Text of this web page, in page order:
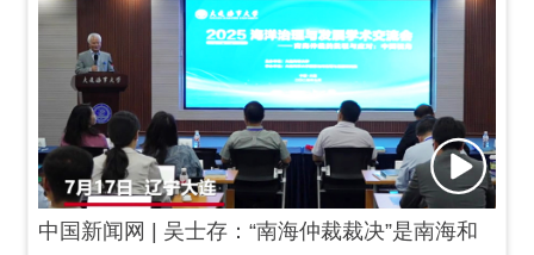
中国新闻网 | 吴士存：“南海仲裁裁决”是南海和